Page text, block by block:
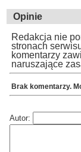
Opinie
Redakcja nie
stronach
komentarzy
naruszające
Brak komentarzy.
Autor: